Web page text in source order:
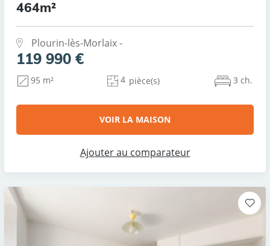
464m²
Plourin-lès-Morlaix -
119 990 €
95 m² 4 pièce(s) 3 ch.
VOIR LA MAISON
Ajouter au comparateur